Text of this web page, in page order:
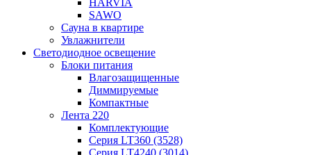
HARVIA
SAWO
Сауна в квартире
Увлажнители
Светодиодное освещение
Блоки питания
Влагозащищенные
Диммируемые
Компактные
Лента 220
Комплектующие
Серия LT360 (3528)